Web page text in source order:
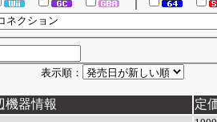
。 表示順：
機器情報 定